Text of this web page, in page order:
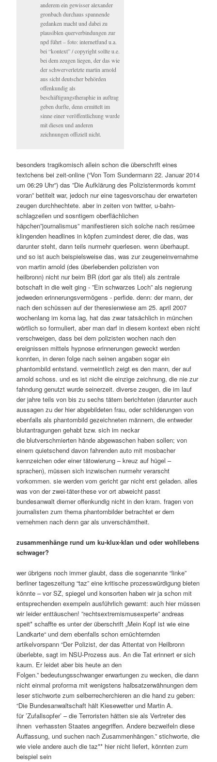
anderem ein gewisser alexander
gronbach durchaus spannende
gedanken macht und dabei zu
plausiblen querverbindungen zur
npd führt – foto: internetfund u.a.
bei “kontext” / copyright sollte u.e.
bei dem zeugen liegen, der das wie
der schwerverletzte martin arnold
aus sicht deutscher behörden
offenkundig als
beschäftigungstheraphie in auftrag
geben durfte, denn ermittelt im
sinne einer veröffentlichung wurde
mit diesen und anderen
zeichnungen offiziell nicht.
besonders tragikomisch allein schon die überschrift eines
textchens bei zeit-online (“Von Tom Sundermann 22. Januar 2014
um 06:29 Uhr”) das ”Die Aufklärung des Polizistenmords kommt
voran” betitelt war, jedoch nur eine tagesvorschau der erwarteten
zeugen durchhechtete. aber in zeiten von twitter, u-bahn-
schlagzeilen und sosntigem oberflächlichen
häpchen”journalismus” manifestieren sich solche nach resümee
klingenden headlines in köpfen zumindest derer, die das, was
darunter steht, dann teils nurmehr querlesen. wenn überhaupt.
und so ist auch beispielsweise das, was zur zeugeneinvernahme
von martin arnold (des überlebenden polizisten von
heilbronn) nicht nur beim BR (dort gar als titel) als zentrale
botschaft in die welt ging - ”Ein schwarzes Loch” als negierung
jedweden erinnerungsvermögens - perfide. denn: der mann, der
nach den schüssen auf der theresienwiese am 25. april 2007
wochenlang im koma lag, hat das zwar tatsächlich in münchen
wörtlich so formuliert, aber man darf in diesem kontext eben nicht
verschweigen, dass bei dem polizisten wochen nach den
ereignissen mittels hypnose erinnerungen geweckt werden
konnten, in deren folge nach seinen angaben sogar ein
phantombild entstand. vermeintlich zeigt es den mann, der auf
arnold schoss. und es ist nicht die einzige zeichnung, die nie zur
fahndung genutzt wurde seinerzeit. diverse zeugen, die im lauf
der jahre teils von bis zu sechs tätern berichteten (darunter auch
aussagen zu der hier abgebildeten frau, oder schilderungen von
ebenfalls als phantombild gezeichneten männern, die entweder
blutantragungen gehabt bzw. sich im neckar
die blutverschmierten hände abgewaschen haben sollen; von
einem quietschend davon fahrenden auto mit mosbacher
kennzeichen oder einer tätowierung – kreuz auf hügel –
sprachen), müssen sich inzwischen nurmehr verarscht
vorkommen. sie werden vom gericht gar nicht erst geladen. alles
was von der zwei-täter-these vor ort abweicht passt
bundesanwalt diemer offenkundig nicht in den kram. fragen von
journalisten zum thema phantombilder betrachtet er dem
vernehmen nach denn gar als unverschämtheit.
zusammenhänge rund um ku-klux-klan und oder wohllebens
schwager?
wer übrigens noch immer glaubt, dass die sogenannte “linke”
berliner tageszeitung “taz” eine kritische prozesswürdigung bieten
könnte – vor SZ, spiegel und konsorten haben wir ja schon mit
entsprechenden exempeln ausführlich gewarnt: auch hier müssen
wir leider enttäuschen! ”rechtsextremismusexperte” andreas
speit* schaffte es unter der überschrift „Mein Kopf ist wie eine
Landkarte“ und dem ebenfalls schon ernüchternden
artikelvorspann “Der Polizist, der das Attentat von Heilbronn
überlebte, sagt im NSU-Prozess aus. An die Tat erinnert er sich
kaum. Er leidet aber bis heute an den
Folgen.” bedeutungsschwanger erwartungen zu wecken, die dann
nicht einmal proforma mit wenigstens halbsatzerwähnungen dem
leser stichworte zum selberrecherchieren an die hand zu geben:
“Die Bundesanwaltschaft hält Kiesewetter und Martin A.
für ’Zufallsopfer’ – die Terroristen hätten sie als Vertreter des
ihnen verhassten Staates angegriffen. Andere bezweifeln diese
Auffassung, und suchen nach Zusammenhängen.” stichworte, die
wie viele andere auch die taz** hier nicht liefert, könnten zum
beispiel sein